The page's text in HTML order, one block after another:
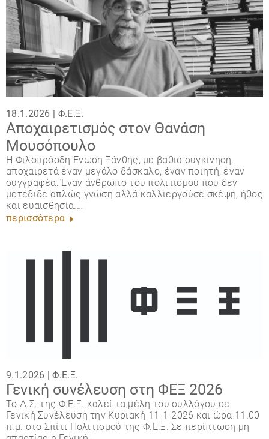
18.1.2026 | Φ.Ε.Ξ.
Αποχαιρετισμός στον Θανάση
Μουσόπουλο
Η Φιλοπρόοδη Ένωση Ξάνθης, με βαθιά συγκίνηση,
αποχαιρετά έναν μεγάλο δάσκαλο, έναν ποιητή, έναν
συγγραφέα. Έναν άνθρωπο του πολιτισμού που δεν
μετέδιδε απλώς γνώση αλλά καλλιεργούσε σκέψη, ήθος
και ευαισθησία.…
περισσότερα
9.1.2026 |Φ.Ε.Ξ.
Γενική συνέλευση στη ΦΕΞ 2026
Το Δ.Σ. της Φ.Ε.Ξ. καλεί τα μέλη του συλλόγου σε
Γενική Συνέλευση την Κυριακή 11-1-2026 και ώρα 11.00
π.μ. στο Σπίτι Πολιτισμού της Φ.Ε.Ξ. Σε περίπτωση μη